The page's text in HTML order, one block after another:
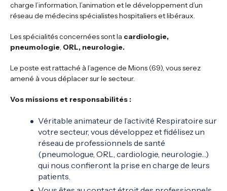
charge l’information, l’animation et le développement d’un
réseau de médecins spécialistes hospitaliers et libéraux.
Les spécialités concernées sont la cardiologie,
pneumologie, ORL, neurologie.
Le poste est rattaché à l’agence de Mions (69), vous serez
amené à vous déplacer sur le secteur.
Vos missions et responsabilités :
Véritable animateur de l’activité Respiratoire sur
votre secteur, vous développez et fidélisez un
réseau de professionnels de santé
(pneumologue, ORL, cardiologie, neurologie…)
qui nous confieront la prise en charge de leurs
patients.